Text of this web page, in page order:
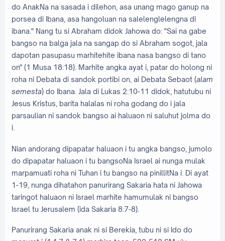
do AnakNa na sasada i dilehon, asa unang mago ganup na
porsea di Ibana, asa hangoluan na salelenglelengna di
ibana." Nang tu si Abraham didok Jahowa do: "Sai na gabe
bangso na balga jala na sangap do si Abraham sogot, jala
dapotan pasupasu marhitehite ibana nasa bangso di tano
on" (1 Musa 18:18). Marhite angka ayat i, patar do holong ni
roha ni Debata di sandok portibi on, ai Debata Sebaot (alam
semesta) do Ibana. Jala di Lukas 2:10-11 didok, hatutubu ni
Jesus Kristus, barita halalas ni roha godang do i jala
parsaulian ni sandok bangso ai haluaon ni saluhut jolma do
i.
Nian andorang dipapatar haluaon i tu angka bangso, jumolo
do dipapatar haluaon i tu bangsoNa Israel ai nunga mulak
marpamuati roha ni Tuhan i tu bangso na pinillitNa i. Di ayat
1-19, nunga dihatahon panurirang Sakaria hata ni Jahowa
taringot haluaon ni Israel marhite hamumulak ni bangso
Israel tu Jerusalem (ida Sakaria 8:7-8).
Panurirang Sakaria anak ni si Berekia, tubu ni si Ido do